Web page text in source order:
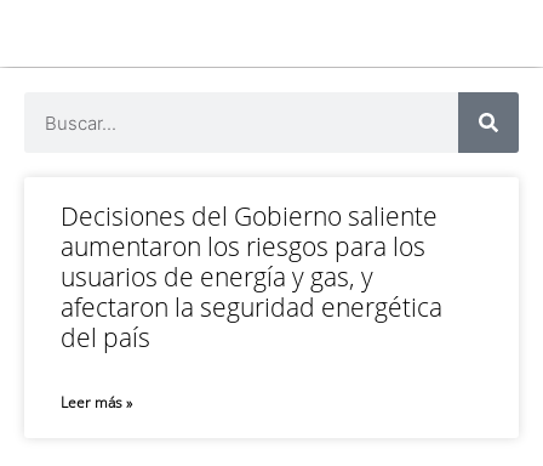
Decisiones del Gobierno saliente
aumentaron los riesgos para los
usuarios de energía y gas, y
afectaron la seguridad energética
del país
Leer más »